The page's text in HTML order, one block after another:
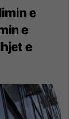
e
e
e